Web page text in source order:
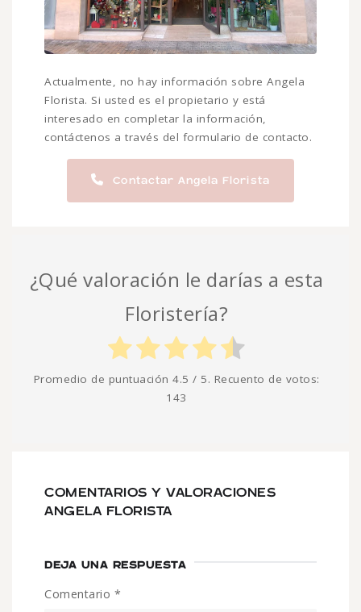
Actualmente, no hay información sobre Angela
Florista. Si usted es el propietario y está
interesado en completar la información,
contáctenos a través del formulario de contacto.
Contactar Angela Florista
¿Qué valoración le darías a esta
Floristería?
Promedio de puntuación 4.5 / 5. Recuento de votos:
143
COMENTARIOS Y VALORACIONES
ANGELA FLORISTA
DEJA UNA RESPUESTA
Comentario *